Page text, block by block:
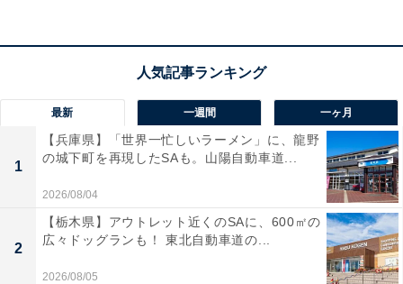
場からの眺めはとても良く、松島を１人締めしてる感じ
絶景を堪能したい人や、美味しい肉や海鮮料理を味わい
たい人におすすめの宿です。※掲載されている情報は記
事公開時のものです。あらかじめご了承ください。ま
た、記事中の宿泊プランを予約すると、売上の一部がオ
ールアバウトに還元されることがあります。
All About ニュース お買
最新 一週間 一ヶ月
1
【兵庫県】「世界一忙しいラーメン」に、龍野
の城下町を再現したSAも。山陽自動車道...
2026/08/04
2
【栃木県】アウトレット近くのSAに、600㎡の
広々ドッグランも！ 東北自動車道の...
2026/08/05